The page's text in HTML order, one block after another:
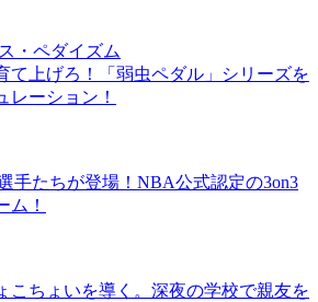
・ペダイズム
て上げろ！「弱虫ペダル」シリーズを
レーション！
手たちが登場！NBA公式認定の3on3
ム！
こちょいを導く。深夜の学校で親友を